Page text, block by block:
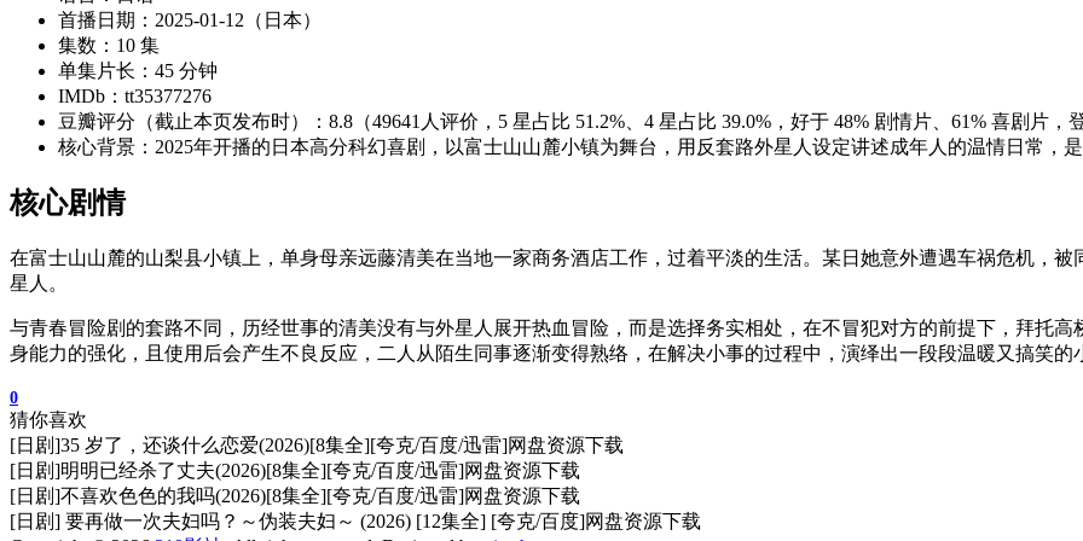
首播日期：2025-01-12（日本）
集数：10 集
单集片长：45 分钟
IMDb：tt35377276
豆瓣评分（截止本页发布时）：8.8（49641人评价，5 星占比 51.2%、4 星占比 39.0%，好于 48% 剧情片、61% 喜剧片
核心背景：2025年开播的日本高分科幻喜剧，以富士山山麓小镇为舞台，用反套路外星人设定讲述成年人的温情日常，
核心剧情
在富士山山麓的山梨县小镇上，单身母亲远藤清美在当地一家商务酒店工作，过着平淡的生活。某日她意外遭遇车祸危机，
星人。
与青春冒险剧的套路不同，历经世事的清美没有与外星人展开热血冒险，而是选择务实相处，在不冒犯对方的前提下，拜托
身能力的强化，且使用后会产生不良反应，二人从陌生同事逐渐变得熟络，在解决小事的过程中，演绎出一段段温暖又搞笑的
0
猜你喜欢
[日剧]35 岁了，还谈什么恋爱(2026)[8集全][夸克/百度/迅雷]网盘资源下载
[日剧]明明已经杀了丈夫(2026)[8集全][夸克/百度/迅雷]网盘资源下载
[日剧]不喜欢色色的我吗(2026)[8集全][夸克/百度/迅雷]网盘资源下载
[日剧] 要再做一次夫妇吗？～伪装夫妇～ (2026) [12集全] [夸克/百度]网盘资源下载